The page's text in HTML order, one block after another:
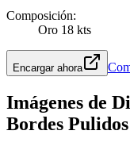
Composición:
Oro 18 kts
Encargar ahora
Imágenes de
Bordes Pulidos